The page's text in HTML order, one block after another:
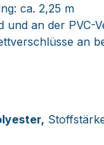
ca. 2,25 m
und an der PVC-
an